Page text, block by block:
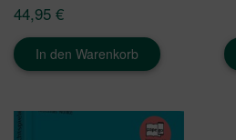
44,95 €
In den Warenkorb